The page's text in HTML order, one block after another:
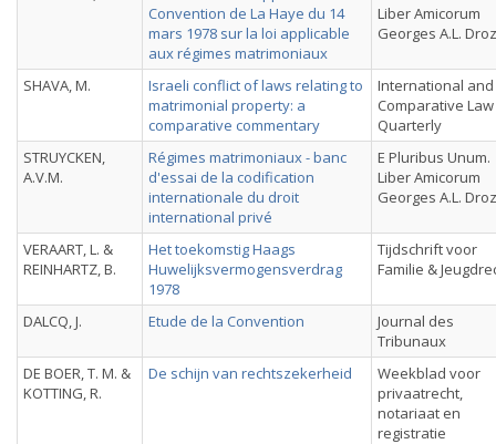
Convention de La Haye du 14
mars 1978 sur la loi applicable
aux régimes matrimoniaux
Liber Amicorum
Georges A.L. Droz
SHAVA, M.
Israeli conflict of laws relating to
matrimonial property: a
comparative commentary
International and
Comparative Law
Quarterly
STRUYCKEN,
A.V.M.
Régimes matrimoniaux - banc
d'essai de la codification
internationale du droit
international privé
E Pluribus Unum.
Liber Amicorum
Georges A.L. Droz
VERAART, L. &
REINHARTZ, B.
Het toekomstig Haags
Huwelijksvermogensverdrag
1978
Tijdschrift voor
Familie &
DALCQ, J. Etude de la Convention
Journal des
Tribunaux
DE BOER, T. M. &
KOTTING, R.
De schijn van rechtszekerheid
Weekblad voor
privaatrecht,
notariaat en
registratie